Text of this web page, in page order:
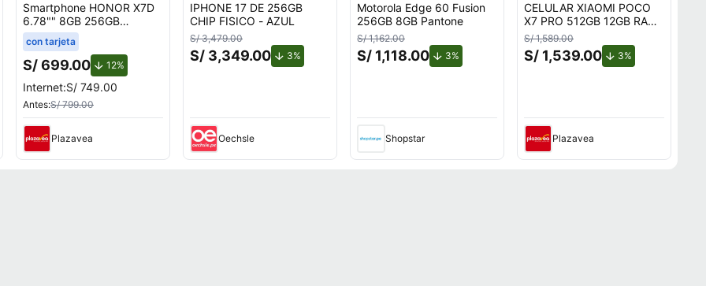
Smartphone HONOR X7D
6.78"" 8GB 256GB
108MP+2MP Negro
con tarjeta
S/ 699.00 12%
Internet:S/ 749.00
Antes:S/ 799.00
Plazavea
IPHONE 17 DE 256GB
CHIP FISICO - AZUL
S/ 3,479.00
S/ 3,349.00 3% de descuento.
Oechsle
Motorola Edge 60 Fusion
256GB 8GB Pantone
S/ 1,162.00
S/ 1,118.00 3%
Shopstar
CELULAR XIAOMI POCO
X7 PRO 512GB 12GB RAM
NEGRO
S/ 1,589.00
S/ 1,539.00 3%
Plazavea